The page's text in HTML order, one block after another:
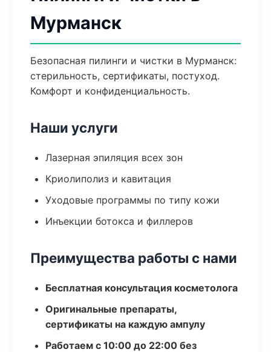
Мурманск
Безопасная пилинги и чистки в Мурманск:
стерильность, сертификаты, постуход.
Комфорт и конфиденциальность.
Наши услуги
Лазерная эпиляция всех зон
Криолиполиз и кавитация
Уходовые программы по типу кожи
Инъекции ботокса и филлеров
Преимущества работы с нами
Бесплатная консультация косметолога
Оригинальные препараты,
сертификаты на каждую ампулу
Работаем с 10:00 до 22:00 без